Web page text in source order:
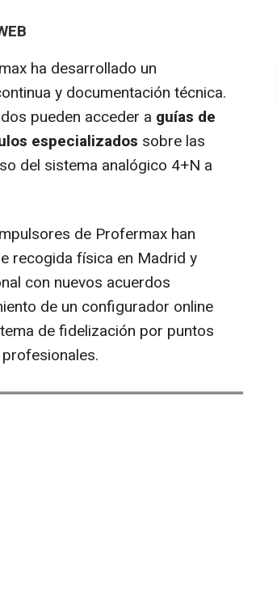
ha desarrollado un
y documentación técnica.
pueden acceder a guías de
especializados sobre las
del sistema analógico 4+N a
de Profermax han
recogida física en Madrid y
con nuevos acuerdos
de un configurador online
de fidelización por puntos